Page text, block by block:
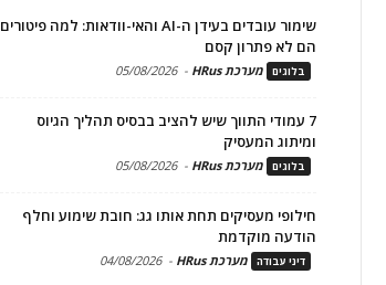
שימור עובדים בעידן ה-AI והאי-וודאות: למה פיטורים
הם לא פתרון קסם
בלוגים מערכת HRus -
05/08/2026
7 עמודי התווך שיש להציב בבסיס תהליך הגיוס
ומיתוג המעסיק
בלוגים מערכת HRus -
05/08/2026
חילופי מעסיקים תחת אותו גג: חובת שימוע וחלף
הודעה מוקדמת
דיני עבודה מערכת HRus -
04/08/2026